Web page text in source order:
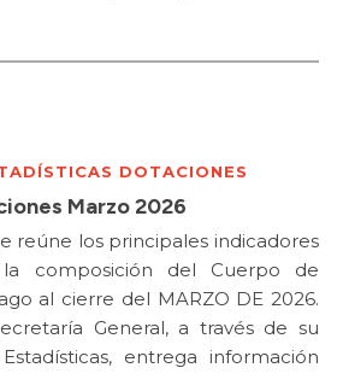
DOTACIONES
Marzo 2026
reúne los principales indicadores
la composición del Cuerpo de
al cierre del MARZO DE 2026.
General, a través de su
entrega información